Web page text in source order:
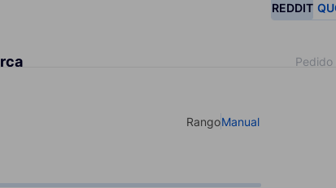
REDDIT
Pedido
Select your type of input
RangoManual